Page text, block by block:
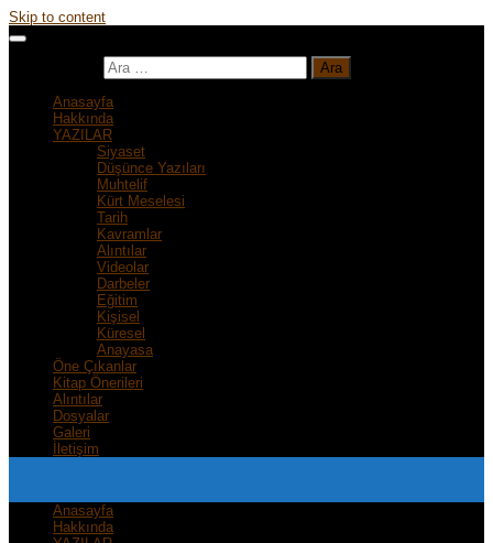
Skip to content
Anasayfa
Hakkında
YAZILAR
Siyaset
Düşünce Yazıları
Muhtelif
Kürt Meselesi
Tarih
Kavramlar
Alıntılar
Videolar
Darbeler
Eğitim
Kişisel
Küresel
Anayasa
Öne Çıkanlar
Kitap Önerileri
Alıntılar
Dosyalar
Galeri
İletişim
Anasayfa
Hakkında